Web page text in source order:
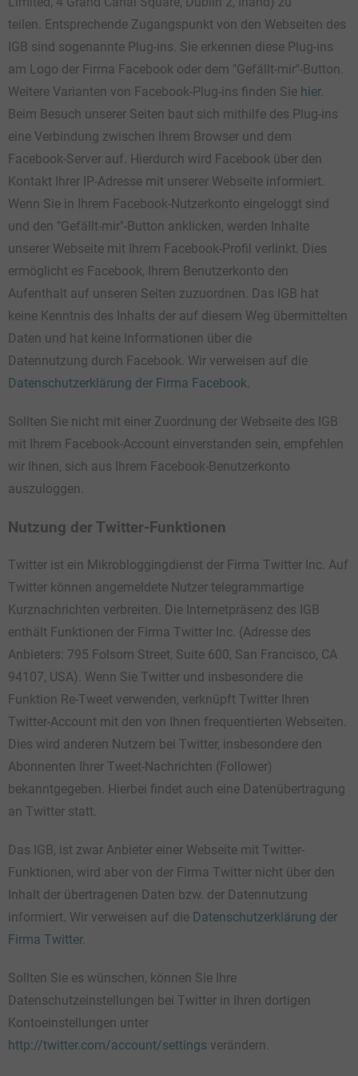
teilen. Entsprechende Zugangspunkt von den Webseiten des
IGB sind sogenannte Plug-ins. Sie erkennen diese Plug-ins
am Logo der Firma Facebook oder dem "Gefällt-mir"-Button.
Weitere Varianten von Facebook-Plug-ins finden Sie hier.
Beim Besuch unserer Seiten baut sich mithilfe des Plug-ins
eine Verbindung zwischen Ihrem Browser und dem
Facebook-Server auf. Hierdurch wird Facebook über den
Kontakt Ihrer IP-Adresse mit unserer Webseite informiert.
Wenn Sie in Ihrem Facebook-Nutzerkonto eingeloggt sind
und den "Gefällt-mir"-Button anklicken, werden Inhalte
unserer Webseite mit Ihrem Facebook-Profil verlinkt. Dies
ermöglicht es Facebook, Ihrem Benutzerkonto den
Aufenthalt auf unseren Seiten zuzuordnen. Das IGB hat
keine Kenntnis des Inhalts der auf diesem Weg übermittelten
Daten und hat keine Informationen über die
Datennutzung durch Facebook. Wir verweisen auf die
Datenschutzerklärung der Firma Facebook.
Sollten Sie nicht mit einer Zuordnung der Webseite des IGB
mit Ihrem Facebook-Account einverstanden sein, empfehlen
wir Ihnen, sich aus Ihrem Facebook-Benutzerkonto
auszuloggen.
Nutzung der Twitter-Funktionen
Twitter ist ein Mikrobloggingdienst der Firma Twitter Inc. Auf
Twitter können angemeldete Nutzer telegrammartige
Kurznachrichten verbreiten. Die Internetpräsenz des IGB
enthält Funktionen der Firma Twitter Inc. (Adresse des
Anbieters: 795 Folsom Street, Suite 600, San Francisco, CA
94107, USA). Wenn Sie Twitter und insbesondere die
Funktion Re-Tweet verwenden, verknüpft Twitter Ihren
Twitter-Account mit den von Ihnen frequentierten Webseiten.
Dies wird anderen Nutzern bei Twitter, insbesondere den
Abonnenten Ihrer Tweet-Nachrichten (Follower)
bekanntgegeben. Hierbei findet auch eine Datenübertragung
an Twitter statt.
Das IGB, ist zwar Anbieter einer Webseite mit Twitter-
Funktionen, wird aber von der Firma Twitter nicht über den
Inhalt der übertragenen Daten bzw. der Datennutzung
informiert. Wir verweisen auf die Datenschutzerklärung der
Firma Twitter.
Sollten Sie es wünschen, können Sie Ihre
Datenschutzeinstellungen bei Twitter in Ihren dortigen
Kontoeinstellungen unter
http://twitter.com/account/settings verändern.